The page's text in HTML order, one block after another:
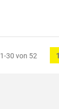
1-30 von 52 Sie
1